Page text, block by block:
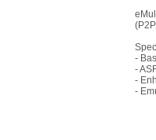
-
-
-
-